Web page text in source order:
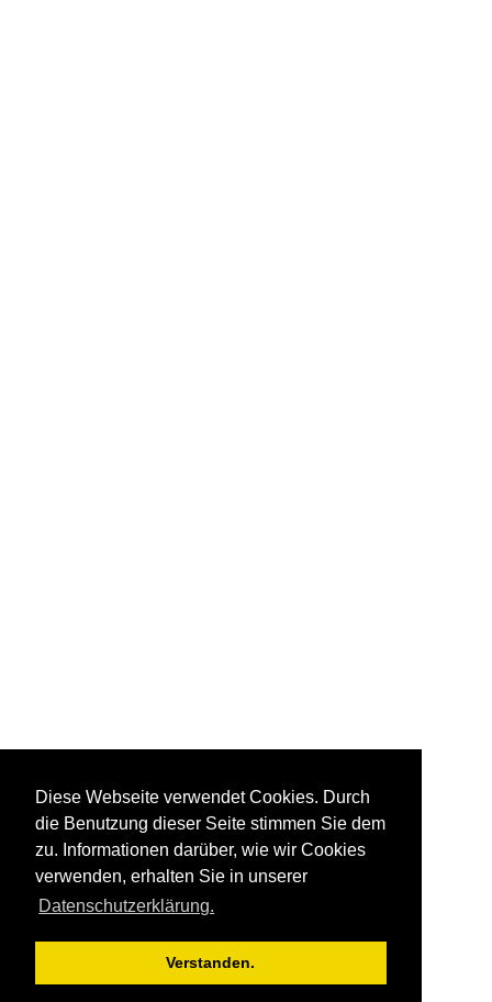
Diese Webseite verwendet Cookies. Durch
die Benutzung dieser Seite stimmen Sie dem
zu. Informationen darüber, wie wir Cookies
verwenden, erhalten Sie in unserer
Datenschutzerklärung.
Verstanden.